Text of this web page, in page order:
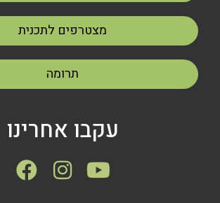
מצטרפים לתכנית
תרומה
עקבו אחרינו